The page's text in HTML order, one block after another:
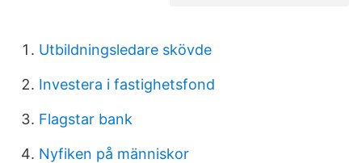
Utbildningsledare skövde
Investera i fastighetsfond
Flagstar bank
Nyfiken på människor